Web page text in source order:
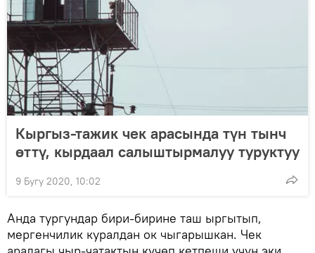
Кыргыз-тажик чек арасында түн тынч
өттү, кырдаал салыштырмалуу туруктуу
9 Бугу 2020, 10:02
Анда тургундар бири-бирине таш ыргытып,
мергенчилик куралдан ок чыгарышкан. Чек